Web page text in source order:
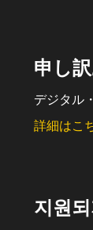
申し
デジタル
詳細はこ
지원